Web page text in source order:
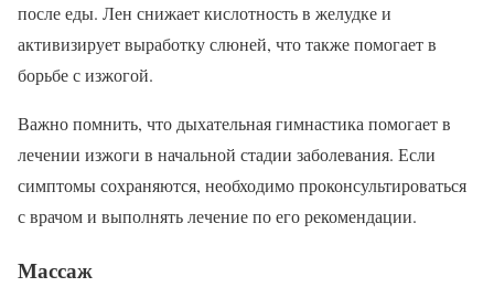
после еды. Лен снижает кислотность в желудке и
активизирует выработку слюней, что также помогает в
борьбе с изжогой.
Важно помнить, что дыхательная гимнастика помогает в
лечении изжоги в начальной стадии заболевания. Если
симптомы сохраняются, необходимо проконсультироваться
с врачом и выполнять лечение по его рекомендации.
Массаж